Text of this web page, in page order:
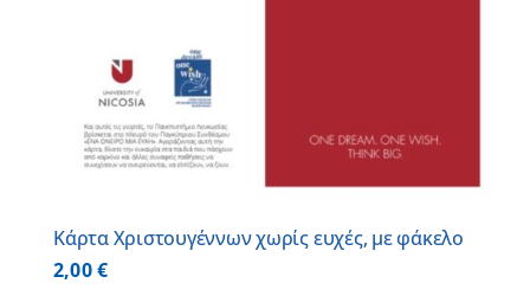
Κάρτα Χριστουγέννων χωρίς ευχές, με φάκελο
2,00€